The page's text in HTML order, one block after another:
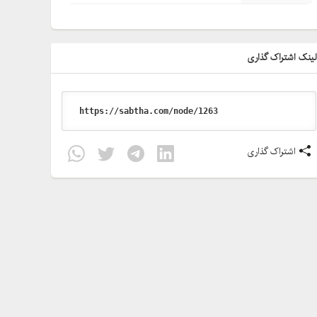
اشتراک گذاری
اشتراک گذاری